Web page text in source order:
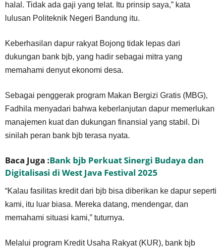
halal. Tidak ada gaji yang telat. Itu prinsip saya,” kata
lulusan Politeknik Negeri Bandung itu.
Keberhasilan dapur rakyat Bojong tidak lepas dari
dukungan bank bjb, yang hadir sebagai mitra yang
memahami denyut ekonomi desa.
Sebagai penggerak program Makan Bergizi Gratis (MBG),
Fadhila menyadari bahwa keberlanjutan dapur memerlukan
manajemen kuat dan dukungan finansial yang stabil. Di
sinilah peran bank bjb terasa nyata.
Baca Juga :Bank bjb Perkuat Sinergi Budaya dan
Digitalisasi di West Java Festival 2025
“Kalau fasilitas kredit dari bjb bisa diberikan ke dapur seperti
kami, itu luar biasa. Mereka datang, mendengar, dan
memahami situasi kami,” tuturnya.
Melalui program Kredit Usaha Rakyat (KUR), bank bjb